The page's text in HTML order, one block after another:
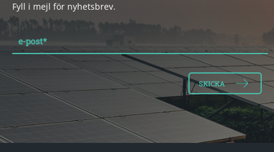
Fyll i mejl för nyhetsbrev.
e-post*